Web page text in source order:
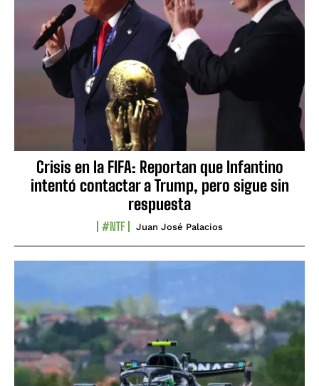
Crisis en la FIFA: Reportan que Infantino
intentó contactar a Trump, pero sigue sin
respuesta
#NTF Juan José Palacios